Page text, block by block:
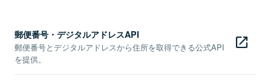
郵便番号・デジタルアドレスAPI
郵便番号とデジタルアドレスから住所を取得できる公式API
を提供。